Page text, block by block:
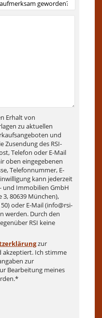
Erhalt von
zu aktuellen
und
Zusendung des RSI-
Telefon oder E-Mail
oben eingegebenen
Telefonnummer, E-
kann jederzeit
und Immobilien GmbH
80639 München),
oder E-Mail (info@rsi-
werden. Durch den
RSI keine
zur
akzeptiert. Ich stimme
zur
Bearbeitung meines